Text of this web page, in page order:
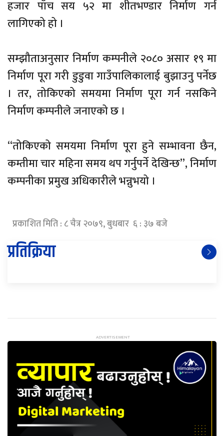
हजार पाँच सय ५२ मा शीतभण्डार निर्माण गर्न
लागिएको हो ।
सम्झौताअनुसार निर्माण कम्पनीले २०८० असार १९ मा
निर्माण पूरा गरी डुडुवा गाउँपालिकालाई बुझाउनु पर्नेछ
। तर, तोकिएको समयमा निर्माण पूरा गर्न नसकिने
निर्माण कम्पनीले जनाएको छ ।
“तोकिएको समयमा निर्माण पूरा हुने सम्भावना छैन,
कम्तीमा चार महिना समय थप गर्नुपर्ने देखिन्छ”, निर्माण
कम्पनीका प्रमुख अधिकारीले भन्नुभयो ।
प्रकाशित मिति : ८ चैत्र २०७९, बुधबार ६ : ३७ बजे
प्रतिक्रिया